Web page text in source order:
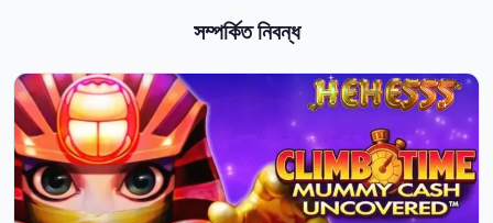
সম্পর্কিত নিবন্ধ